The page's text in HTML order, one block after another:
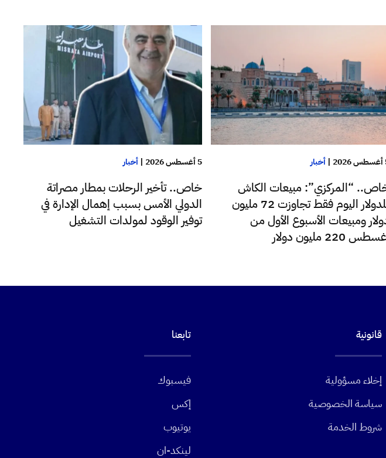
|أخبار
“المركزي”: مبيعات الكاش
للدولار اليوم فقط تجاوزت 72 مليون
ومبيعات الأسبوع الأول من
220 مليون دولار
5 أغسطس 2026 |أخبار
خاص.. تأخير الرحلات بمطار مصراتة
الدولي الأمس بسبب إهمال الإدارة في
توفير الوقود لمولدات التشغيل
قانونية
إخلاء مسؤولية
سياسة الخصوصية
شروط الخدمة
تابعنا
فيسبوك
إكس
يوتيوب
لينكد-ان